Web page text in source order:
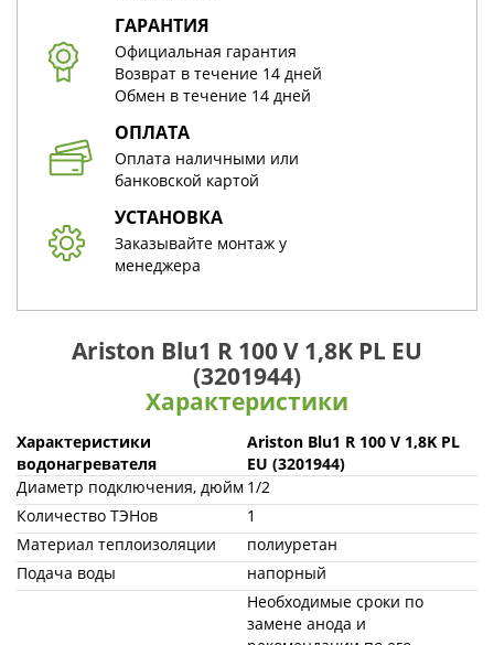
ГАРАНТИЯ
Официальная гарантия
Возврат в течение 14 дней
Обмен в течение 14 дней
ОПЛАТА
Оплата наличными или
банковской картой
УСТАНОВКА
Заказывайте монтаж у
менеджера
Ariston Blu1 R 100 V 1,8K PL EU
(3201944)
Характеристики
Характеристики
водонагревателя
Ariston Blu1 R 100 V 1,8K PL
EU (3201944)
Диаметр подключения, дюйм 1/2
Количество ТЭНов
1
Материал теплоизоляции
полиуретан
Подача воды
напорный
Необходимые сроки по
замене анода и